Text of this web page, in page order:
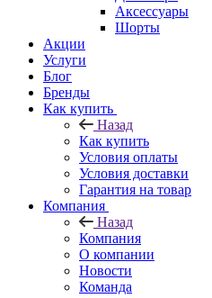
Аксессуары
Шорты
Акции
Услуги
Блог
Бренды
Как купить
Назад
Как купить
Условия оплаты
Условия доставки
Гарантия на товар
Компания
Назад
Компания
О компании
Новости
Команда